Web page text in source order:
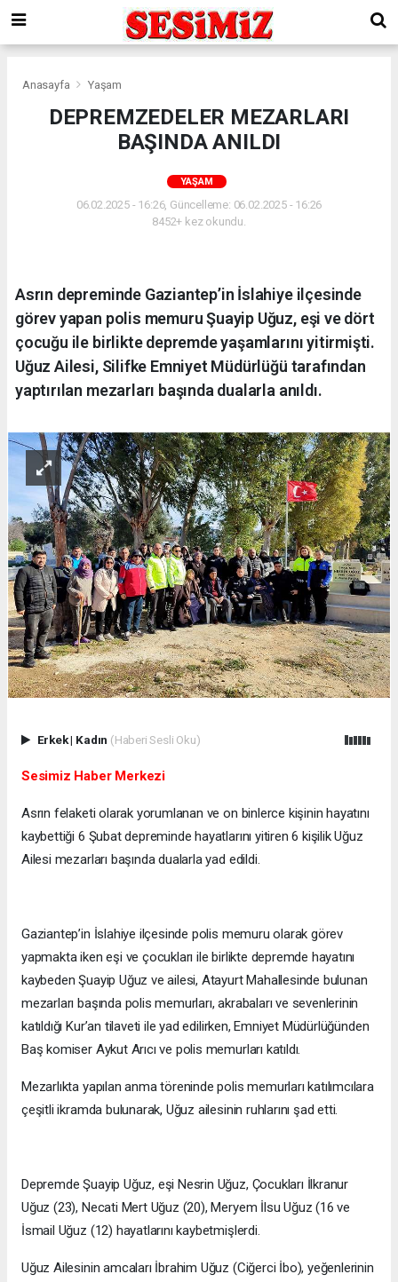
Anasayfa Yaşam
DEPREMZEDELER MEZARLARI
BAŞINDA ANILDI
YAŞAM
06.02.2025 - 16:26, Güncelleme: 06.02.2025 - 16:26
8452+ kez okundu.
Asrın depreminde Gaziantep’in İslahiye ilçesinde
görev yapan polis memuru Şuayip Uğuz, eşi ve dört
çocuğu ile birlikte depremde yaşamlarını yitirmişti.
Uğuz Ailesi, Silifke Emniyet Müdürlüğü tarafından
yaptırılan mezarları başında dualarla anıldı.
Erkek| Kadın (Haberi Sesli Oku)
Sesimiz Haber Merkezi
Asrın felaketi olarak yorumlanan ve on binlerce kişinin hayatını
kaybettiği 6 Şubat depreminde hayatlarını yitiren 6 kişilik Uğuz
Ailesi mezarları başında dualarla yad edildi.
Gaziantep’in İslahiye ilçesinde polis memuru olarak görev
yapmakta iken eşi ve çocukları ile birlikte depremde hayatını
kaybeden Şuayip Uğuz ve ailesi, Atayurt Mahallesinde bulunan
mezarları başında polis memurları, akrabaları ve sevenlerinin
katıldığı Kur’an tilaveti ile yad edilirken, Emniyet Müdürlüğünden
Baş komiser Aykut Arıcı ve polis memurları katıldı.
Mezarlıkta yapılan anma töreninde polis memurları katılımcılara
çeşitli ikramda bulunarak, Uğuz ailesinin ruhlarını şad etti.
Depremde Şuayip Uğuz, eşi Nesrin Uğuz, Çocukları İlkranur
Uğuz (23), Necati Mert Uğuz (20), Meryem İlsu Uğuz (16 ve
İsmail Uğuz (12) hayatlarını kaybetmişlerdi.
Uğuz Ailesinin amcaları İbrahim Uğuz (Ciğerci İbo), yeğenlerinin